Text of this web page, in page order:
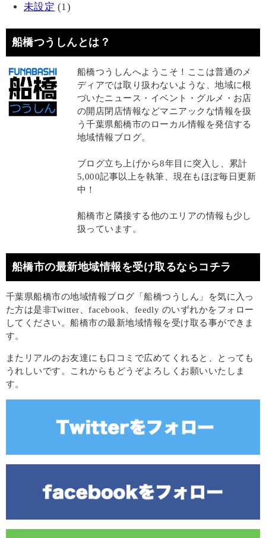
未設定 (1)
船橋つうしんとは？
船橋つうしんへようこそ！ここは普通のメ
ディアでは取り扱わないような、地域に根
づいたニュース・イベント・グルメ・お店
の開店閉店情報などマニアックな情報を扱
う千葉県船橋市のローカル情報を発信する
地域情報ブログ。
ブログ立ち上げから8年目に突入し、累計
5,000記事以上を執筆、現在もほぼ毎日更新
中！
船橋市と隣接する他のエリアの情報も少し
扱っています。
船橋市の最新地域情報を受け取るならコチラ
千葉県船橋市の地域情報ブログ「船橋つうしん」を気に入っ
た方は是非Twitter、facebook、feedly のいずれかをフォロー
してください。船橋市の最新地域情報を受け取る事ができま
す。
またリアルのお友達にも口コミで広めてくれると、とっても
うれしいです。これからもどうぞよろしくお願いいたしま
す。